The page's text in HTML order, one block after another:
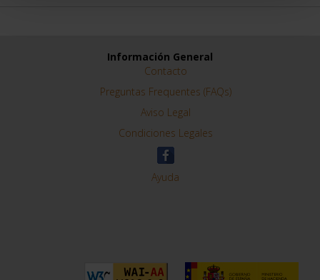
Información General
Contacto
Preguntas Frequentes (FAQs)
Aviso Legal
Condiciones Legales
Ayuda